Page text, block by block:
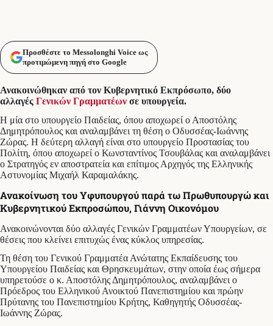
Προσθέστε το Messolonghi Voice ως
προτιμώμενη πηγή στο Google
Ανακοινώθηκαν από τον Κυβερνητικό Εκπρόσωπο, δύο
αλλαγές Γενικών Γραμματέων σε υπουργεία.
Η μία στο υπουργείο Παιδείας, όπου αποχωρεί ο Αποστόλης
Δημητρόπουλος και αναλαμβάνει τη θέση ο Οδυσσέας-Ιωάννης
Ζώρας. Η δεύτερη αλλαγή είναι στο υπουργείο Προστασίας του
Πολίτη, όπου αποχωρεί ο Κωνσταντίνος Τσουβάλας και αναλαμβάνει
ο Στρατηγός εν αποστρατεία και επίτιμος Αρχηγός της Ελληνικής
Αστυνομίας Μιχαήλ Καραμαλάκης.
Ανακοίνωση του Υφυπουργού παρά τω Πρωθυπουργώ και
Κυβερνητικού Εκπροσώπου, Γιάννη Οικονόμου
Ανακοινώνονται δύο αλλαγές Γενικών Γραμματέων Υπουργείων, σε
θέσεις που κλείνει επιτυχώς ένας κύκλος υπηρεσίας.
Τη θέση του Γενικού Γραμματέα Ανώτατης Εκπαίδευσης του
Υπουργείου Παιδείας και Θρησκευμάτων, στην οποία έως σήμερα
υπηρετούσε ο κ. Αποστόλης Δημητρόπουλος, αναλαμβάνει ο
Πρόεδρος του Ελληνικού Ανοικτού Πανεπιστημίου και πρώην
Πρύτανης του Πανεπιστημίου Κρήτης, Καθηγητής Οδυσσέας-
Ιωάννης Ζώρας.